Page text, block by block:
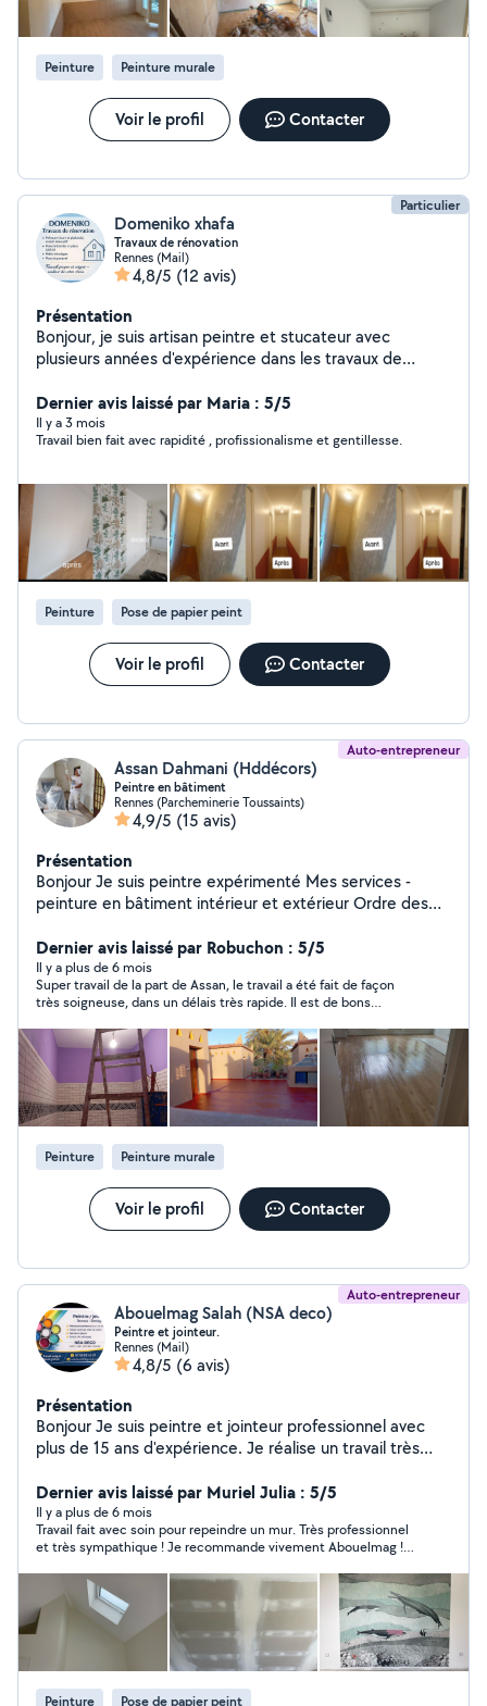
Peinture Peinture murale
Voir le profil Contacter
Particulier
Domeniko xhafa
Travaux de rénovation
Rennes (Mail)
4,8/5 (12 avis)
Présentation
Bonjour, je suis artisan peintre et stucateur avec
plusieurs années d'expérience dans les travaux de
de travaux : Peinture intérieure et extérieure Enduit,
lissage et préparation des murs Ravalement de façade
et rénovation des murs extérieurs pose de papier peint
les délais. Je me déplace rapidement et je propose des
devis gratuits. N'hésitez pas à me contacter pour vos
projets de peinture, rénovation ou décoration, à
l'intérieur comme à l'extérieur !
Dernier avis laissé par Maria : 5/5
Il y a 3 mois
Travail bien fait avec rapidité , profissionalisme et gentillesse.
Peinture Pose de papier peint
Voir le profil Contacter
Auto-entrepreneur
Assan Dahmani (Hddécors)
Peintre en bâtiment
Rennes (Parcheminerie Toussaints)
4,9/5 (15 avis)
Présentation
Bonjour Je suis peintre expérimenté Mes services -
peinture en bâtiment intérieur et extérieur Ordre des
luminaires rideaux... ensuite la préparation des supports
murs plafonds boiseries et mise en peinture impression
et finition Pose de revêtement mural application des
enduits ,tadelekt ,béton ciré... nettoyage et recyclage
des déchets. Je me déplace également pour étudier
ensemble le déroulement des travaux à réaliser et
établir un devis. Fourniture facture A bientôt.
Dernier avis laissé par Robuchon : 5/5
Il y a plus de 6 mois
Super travail de la part de Assan, le travail a été fait de façon
très soigneuse, dans un délais très rapide. Il est de bons
n'hésiterai pas à faire appel à lui de nouveau.
Peinture Peinture murale
Voir le profil Contacter
Auto-entrepreneur
Abouelmag Salah (NSA deco)
Peintre et jointeur.
Rennes (Mail)
4,8/5 (6 avis)
Présentation
Bonjour Je suis peintre et jointeur professionnel avec
plus de 15 ans d'expérience. Je réalise un travail très
et professionnalisme, sans aucun défaut. Mon travail est
aussi ma passion, c'est pourquoi je m'y consacre
pleinement. Je travaille sur des projets de rénovation et
de construction neuve. Autoentrepreneur Peintre
intérieur rénovation Rennes 35000 Pienture.
Décoration Enduit ratissage Toile de verre Papier peint
Jointeur (bandes sur le placo) Je travaille sérieusement
et je suis flexible N'es pas content moi Merci
Dernier avis laissé par Muriel Julia : 5/5
Il y a plus de 6 mois
Travail fait avec soin pour repeindre un mur. Très professionnel
et très sympathique ! Je recommande vivement Abouelmag !
Peinture Pose de papier peint